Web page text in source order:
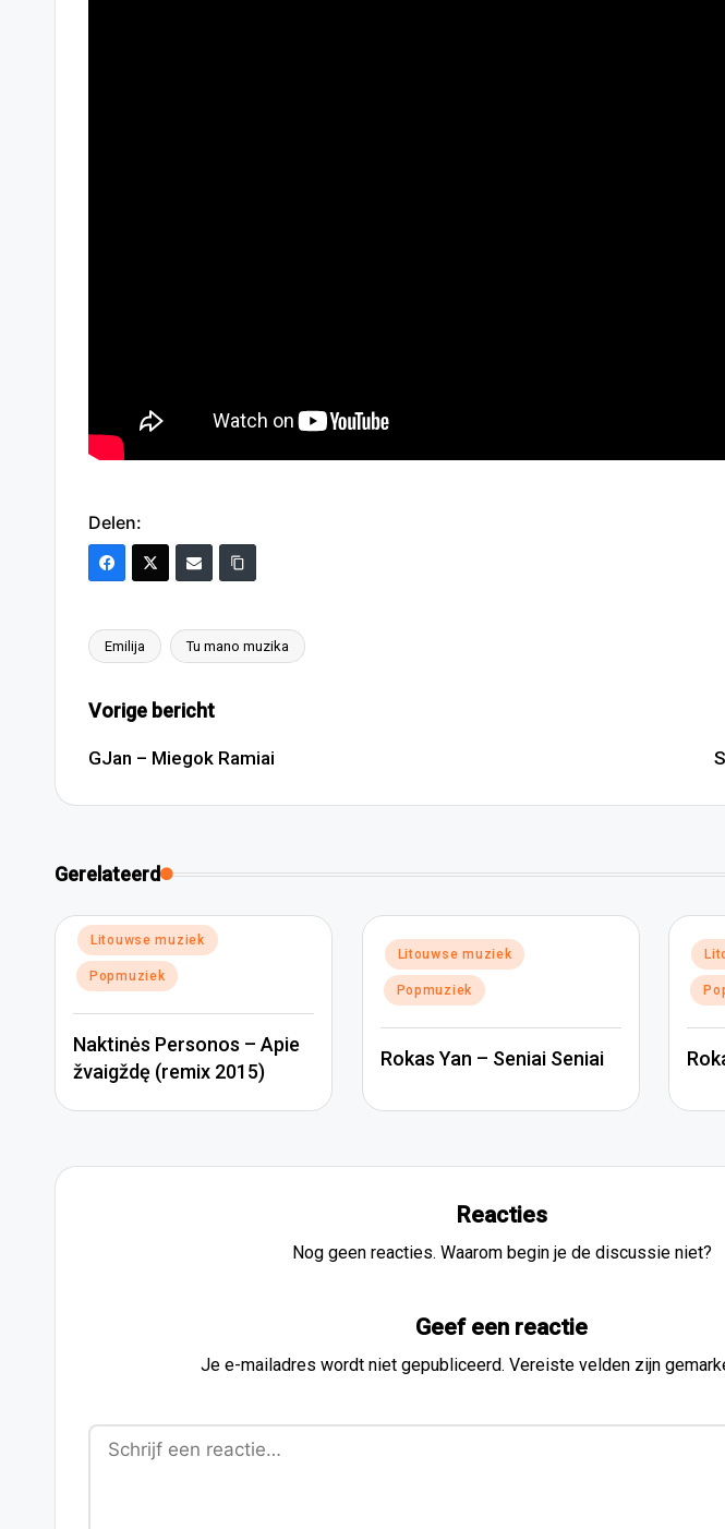
Delen:
Tags:
Emilija Tu mano muzika
Bericht
navigatie
Vorige bericht
GJan – Miegok Ramiai
Gerelateerd
Geplaatst
in
Litouwse muziek
Popmuziek
Naktinės Personos – Apie
žvaigždę (remix 2015)
Geplaatst
in
Litouwse muziek
Popmuziek
Rokas Yan – Seniai Seniai
in
Reacties
Nog geen reacties. Waarom begin je de discussie niet?
Geef een reactie
Je e-mailadres wordt niet gepubliceerd. Vereiste velden zijn